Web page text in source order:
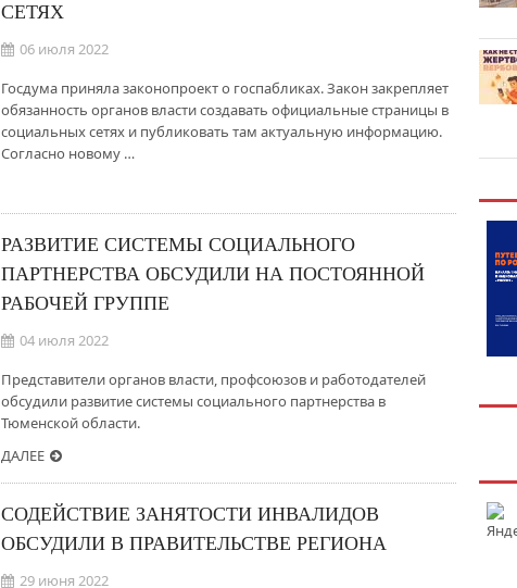
СЕТЯХ
06 июля 2022
Госдума приняла законопроект о госпабликах. Закон закрепляет
обязанность органов власти создавать официальные страницы в
социальных сетях и публиковать там актуальную информацию.
Согласно новому …
РАЗВИТИЕ СИСТЕМЫ СОЦИАЛЬНОГО
ПАРТНЕРСТВА ОБСУДИЛИ НА ПОСТОЯННОЙ
РАБОЧЕЙ ГРУППЕ
04 июля 2022
Представители органов власти, профсоюзов и работодателей
обсудили развитие системы социального партнерства в
Тюменской области.
ДАЛЕЕ
СОДЕЙСТВИЕ ЗАНЯТОСТИ ИНВАЛИДОВ
ОБСУДИЛИ В ПРАВИТЕЛЬСТВЕ РЕГИОНА
29 июня 2022